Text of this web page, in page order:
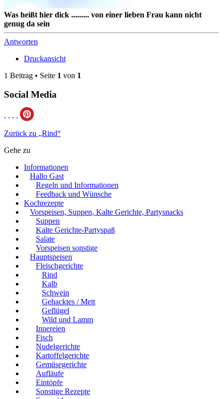
Was heißt hier dick ......... von einer lieben Frau kann nicht
genug da sein
Antworten
Druckansicht
1 Beitrag • Seite 1 von 1
Social Media
Zurück zu „Rind“
Gehe zu
Informationen
Hallo Gast
Regeln und Informationen
Feedback und Wünsche
Kochrezepte
Vorspeisen, Suppen, Kalte Gerichte, Partysnacks
Suppen
Kalte Gerichte-Partyspaß
Salate
Vorspeisen sonstige
Hauptspeisen
Fleischgerichte
Rind
Kalb
Schwein
Gehacktes / Mett
Geflügel
Wild und Lamm
Innereien
Fisch
Nudelgerichte
Kartoffelgerichte
Gemüsegerichte
Aufläufe
Eintöpfe
Sonstige Rezepte